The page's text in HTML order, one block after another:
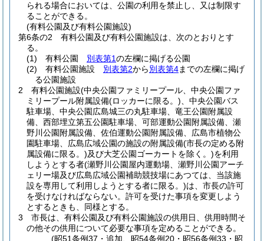
られる場合においては、公園の利用を禁止し、又は制限す
ることができる。
(有料公園及び有料公園施設)
第6条の2
有料公園及び有料公園施設は、次のとおりとす
る。
(1)
有料公園 別表第1の左欄に掲げる公園
(2)
有料公園施設 別表第2から別表第4までの左欄に掲げ
る公園施設
2
有料公園施設(中央公園ファミリープール、中央公園ファ
ミリープール附属設備(ロッカーに限る。) 、中央公園バス
駐車場、中央公園広島城三の丸駐車場、竜王公園附属設
備、西部埋立第五公園駐車場、可部運動公園附属設備、瀬
野川公園附属設備、佐伯運動公園附属設備、広島市植物公
園駐車場、広島広域公園の施設の附属設備(市長の定める附
属設備に限る。)及び大芝公園ゴーカートを除く。)を利用
しようとする者(瀬野川公園屋内運動場、瀬野川公園アーチ
ェリー場及び広島広域公園補助競技場にあつては、当該施
設を専用して利用しようとする者に限る。)は、市長の許可
を受けなければならない。 許可を受けた事項を変更しよう
とするときも、同様とする。
3
市長は、有料公園及び有料公園施設の供用日、供用時間そ
の他その供用について必要な事項を定めることができる。
(昭51条例37・追加、昭54条例20・昭56条例33・昭